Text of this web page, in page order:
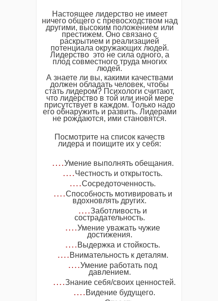
Настоящее лидерство не имеет
ничего общего с превосходством над
другими, высоким положением или
престижем. Оно связано с
раскрытием и реализацией
потенциала окружающих людей.
Лидерство это не сила одного, а
плод совместного труда многих
людей.
А знаете ли вы, какими качествами
должен обладать человек, чтобы
стать лидером? Психологи считают,
что лидерство в той или иной мере
присутствует в каждом. Только надо
его обнаружить и развить. Лидерами
не рождаются, ими становятся.
Посмотрите на список качеств
лидера и поищите их у себя:
….Умение выполнять обещания.
….Честность и открытость.
….Сосредоточенность.
….Способность мотивировать и
вдохновлять других.
….Заботливость и
сострадательность.
….Умение уважать чужие
достижения.
…. Выдержка и стойкость.
…. Внимательность к деталям.
….Умение работать под
давлением.
….Знание себя/своих ценностей.
…. Видение будущего.